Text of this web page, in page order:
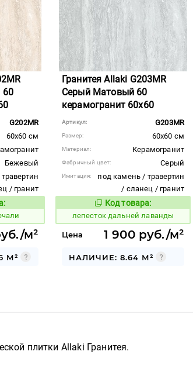
60
G202MR
60x60 см
Бежевый
/ гранит
товара:
м²
М²
Гранитея Allaki G203MR
Серый Матовый 60
керамогранит 60x60
Артикул: G203MR
Размер: 60x60 см
Материал: Керамогранит
Фабричный цвет: Серый
Имитация:
под камень / травертин
/ сланец / гранит
Код товара:
862416 Код товара:
лепесток дальней лаванды
Цена 1 900 руб./м²
НАЛИЧИЕ: 8.64 М²
плитки Allaki Гранитея.